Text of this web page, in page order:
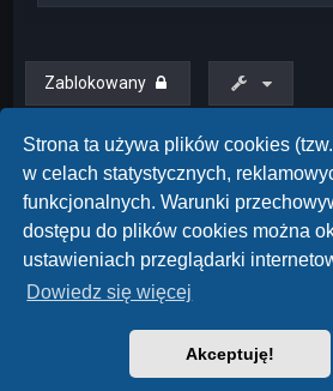
Strona ta używa plików cookies
w celach statystycznych,
funkcjonalnych. Warunki
dostępu do plików cookies można
ustawieniach przeglądarki
Dowiedz się więcej
Akceptuję!
Zablokowany
phpBB